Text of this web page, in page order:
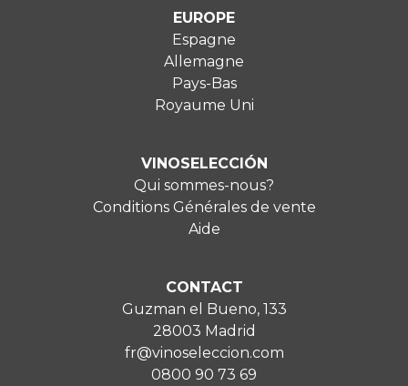
EUROPE
Espagne
Allemagne
Pays-Bas
Royaume Uni
VINOSELECCIÓN
Qui sommes-nous?
Conditions Générales de vente
Aide
CONTACT
Guzman el Bueno, 133
28003 Madrid
fr@vinoseleccion.com
0800 90 73 69